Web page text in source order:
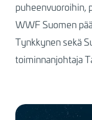
puheenvuoroihin,
WWF Suomen
Tynkkynen sekä
toiminnanjohtaja
Kuva